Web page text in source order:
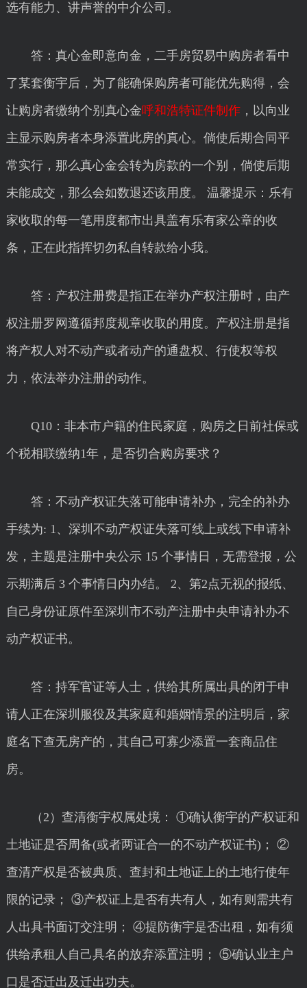
选有能力、讲声誉的中介公司。
答：真心金即意向金，二手房贸易中购房者看中
了某套衡宇后，为了能确保购房者可能优先购得，会
让购房者缴纳个别真心金呼和浩特证件制作，以向业
主显示购房者本身添置此房的真心。倘使后期合同平
常实行，那么真心金会转为房款的一个别，倘使后期
未能成交，那么会如数退还该用度。 温馨提示：乐有
家收取的每一笔用度都市出具盖有乐有家公章的收
条，正在此指挥切勿私自转款给小我。
答：产权注册费是指正在举办产权注册时，由产
权注册罗网遵循邦度规章收取的用度。产权注册是指
将产权人对不动产或者动产的通盘权、行使权等权
力，依法举办注册的动作。
Q10：非本市户籍的住民家庭，购房之日前社保或
个税相联缴纳1年，是否切合购房要求？
答：不动产权证失落可能申请补办，完全的补办
手续为: 1、深圳不动产权证失落可线上或线下申请补
发，主题是注册中央公示 15 个事情日，无需登报，公
示期满后 3 个事情日内办结。 2、第2点无视的报纸、
自己身份证原件至深圳市不动产注册中央申请补办不
动产权证书。
答：持军官证等人士，供给其所属出具的闭于申
请人正在深圳服役及其家庭和婚姻情景的注明后，家
庭名下查无房产的，其自己可寡少添置一套商品住
房。
（2）查清衡宇权属处境： ①确认衡宇的产权证和
土地证是否周备(或者两证合一的不动产权证书)； ②
查清产权是否被典质、查封和土地证上的土地行使年
限的记录； ③产权证上是否有共有人，如有则需共有
人出具书面订交注明； ④提防衡宇是否出租，如有须
供给承租人自己具名的放弃添置注明； ⑤确认业主户
口是否迁出及迁出功夫。